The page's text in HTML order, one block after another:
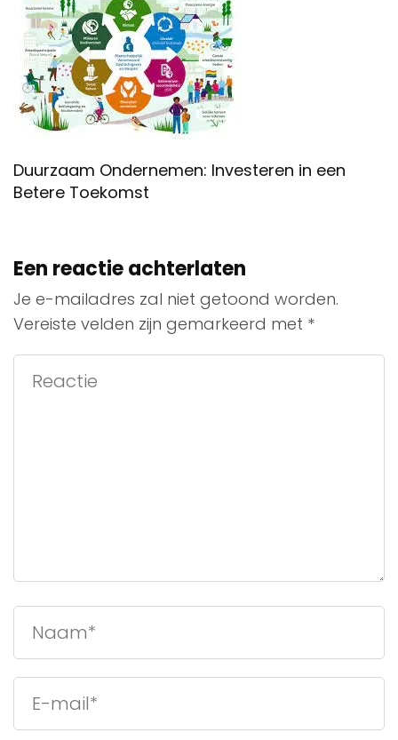
Duurzaam Ondernemen: Investeren in een
Betere Toekomst
Een reactie achterlaten
Je e-mailadres zal niet getoond worden.
Vereiste velden zijn gemarkeerd met *